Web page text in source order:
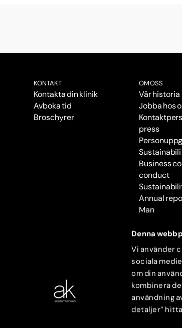
Denna
Vi använder
sociala
om din
kombinera
användning
detaljer”
KONTAKT
Kontakta din klinik
Avboka tid
Broschyrer
OM OSS
Vår historia
Jobba hos
press
Business
conduct
Annual
Man